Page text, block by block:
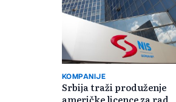
KOMPANIJE
Srbija traži produženje
američke licence za rad